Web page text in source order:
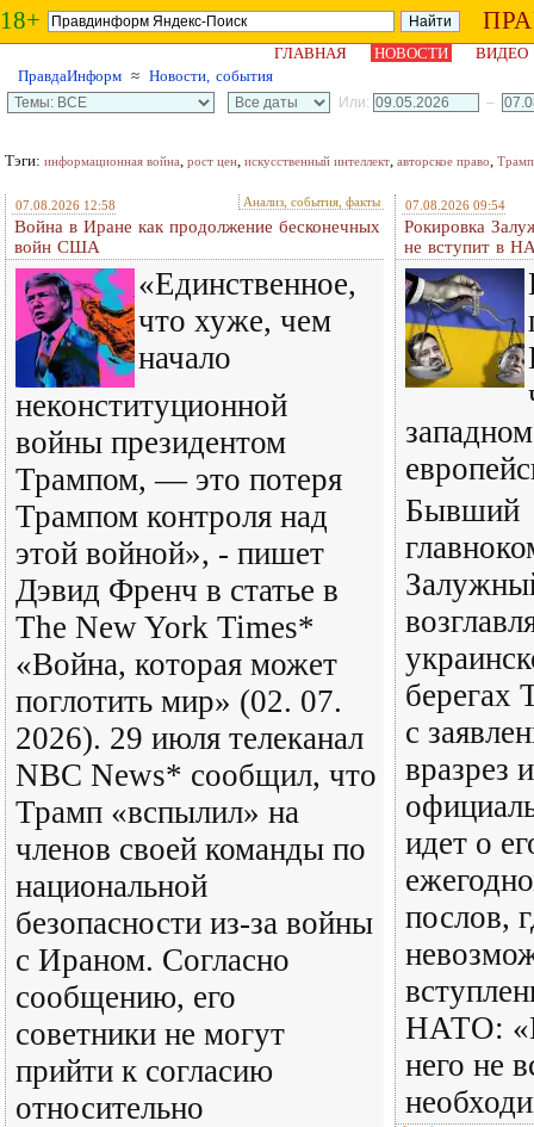
18+
ГЛАВНАЯ НОВОСТИ
ВИДЕО
ПравдаИнформ ≈ Новости, события
Или: –
Тэги: информационная война, рост цен, искусственный интеллект, авторское право, Трамп
07.08.2026 12:58 Анализ, события, факты
Война в Иране как продолжение бесконечных
войн США
«Единственное,
что хуже, чем
начало
неконституционной
войны президентом
Трампом, — это потеря
Трампом контроля над
этой войной», - пишет
Дэвид Френч в статье в
The New York Times*
«Война, которая может
поглотить мир» (02. 07.
2026). 29 июля телеканал
NBC News* сообщил, что
Трамп «вспылил» на
членов своей команды по
национальной
безопасности из-за войны
с Ираном. Согласно
сообщению, его
советники не могут
прийти к согласию
относительно
07.08.2026 09:54
Рокировка
не вступит в
Бывший
берегах
с
вразрез
идет о
послов,
НАТО:
него не